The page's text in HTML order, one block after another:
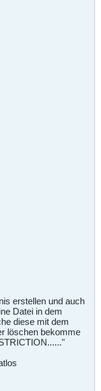
erstellen und auch
Datei in dem
diese mit dem
löschen bekomme